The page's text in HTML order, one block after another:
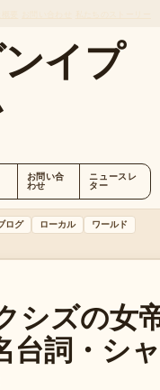
イプ
お問い合
わせ
ニュースレ
ター
ログ ローカル
ワールド
シズの
台詞・シ